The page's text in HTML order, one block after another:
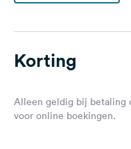
Korting
Alleen geldig bij betaling
voor online boekingen.